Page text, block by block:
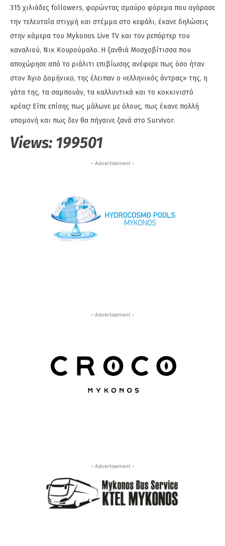
315 χιλιάδες followers, φορώντας σμαύρο φόρεμα που αγόρασε
την τελευταία στιγμή και στέμμα στο κεφάλι, έκανε δηλώσεις
στην κάμερα του Mykonos Live TV και τον ρεπόρτερ του
καναλιού, Νικ Κουρούμαλο. Η ξανθιά Μοσχοβίτισσα που
αποχώρησε από το ριάλιτι επιβίωσης ανέφερε πως όσο ήταν
στον Άγιο Δομήνικο, της έλειπαν ο «ελληνικός άντρας» της, η
γάτα της, τα σαμπουάν, τα καλλυντικά και το κοκκινιστό
κρέας! Είπε επίσης πως μάλωνε με όλους, πως έκανε πολλή
υπομονή και πως δεν θα πήγαινε ξανά στο Survivor.
Views: 199501
– Advertisement –
– Advertisement –
– Advertisement –